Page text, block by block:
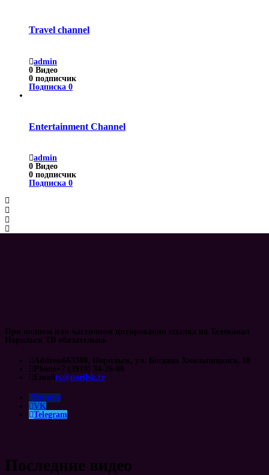
Travel channel
admin
0 Видео
0 подписчик
Подписка 0
Entertainment Channel
admin
0 Видео
0 подписчик
Подписка 0
При полном или частичном цитировании ссылка на Телеканал
Норильск ТВ обязательна.
Address663300, Норильск, ул. Богдана Хмельницкого, 18
Phone+7 (3919) 34-26-00
Emailtv@norilsk.tv
Rutube
VK
Telegram
Последние видео